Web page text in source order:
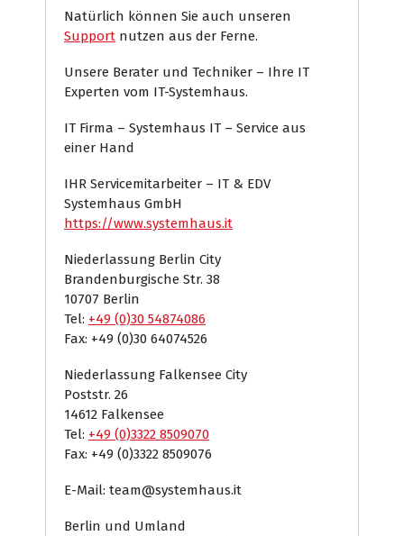
Natürlich können Sie auch unseren
Support nutzen aus der Ferne.
Unsere Berater und Techniker – Ihre IT
Experten vom IT-Systemhaus.
IT Firma – Systemhaus IT – Service aus
einer Hand
IHR Servicemitarbeiter – IT & EDV
Systemhaus GmbH
https://www.systemhaus.it
Niederlassung Berlin City
Brandenburgische Str. 38
10707 Berlin
Tel: +49 (0)30 54874086
Fax: +49 (0)30 64074526
Niederlassung Falkensee City
Poststr. 26
14612 Falkensee
Tel: +49 (0)3322 8509070
Fax: +49 (0)3322 8509076
E-Mail: team@systemhaus.it
Berlin und Umland